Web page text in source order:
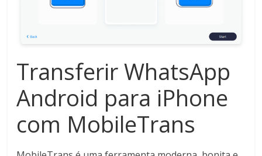
Transferir WhatsApp
Android para iPhone
com MobileTrans